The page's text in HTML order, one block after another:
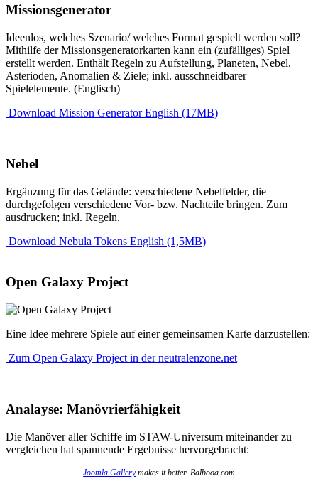
Missionsgenerator
Ideenlos, welches Szenario/ welches Format gespielt werden soll?
Mithilfe der Missionsgeneratorkarten kann ein (zufälliges) Spiel
erstellt werden. Enthält Regeln zu Aufstellung, Planeten, Nebel,
Asterioden, Anomalien & Ziele; inkl. ausschneidbarer
Spielelemente. (Englisch)
Download Mission Generator English (17MB)
Nebel
Ergänzung für das Gelände: verschiedene Nebelfelder, die
durchgefolgen verschiedene Vor- bzw. Nachteile bringen. Zum
ausdrucken; inkl. Regeln.
Download Nebula Tokens English (1,5MB)
Open Galaxy Project
Eine Idee mehrere Spiele auf einer gemeinsamen Karte darzustellen:
Zum Open Galaxy Project in der neutralenzone.net
Analayse: Manövrierfähigkeit
Die Manöver aller Schiffe im STAW-Universum miteinander zu
vergleichen hat spannende Ergebnisse hervorgebracht:
Joomla Gallerymakes it better. Balbooa.com